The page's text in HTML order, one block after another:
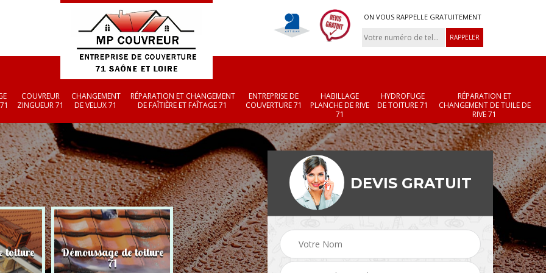
ON VOUS RAPPELLE GRATUITEMENT
COUVREUR
ZINGUEUR 71
CHANGEMENT
DE VELUX 71
RÉPARATION ET CHANGEMENT
DE FAÎTIÈRE ET FAÎTAGE 71
ENTREPRISE DE
COUVERTURE 71
HABILLAGE
PLANCHE DE RIVE
71
HYDROFUGE
DE TOITURE 71
RÉPARATION ET
CHANGEMENT DE TUILE DE
RIVE 71
toiture Démoussage de toiture
71 Couvreur zingueur 71 Changement de velux
71
Réparation et
changement de
et faîtage 71
DEVIS GRATUIT